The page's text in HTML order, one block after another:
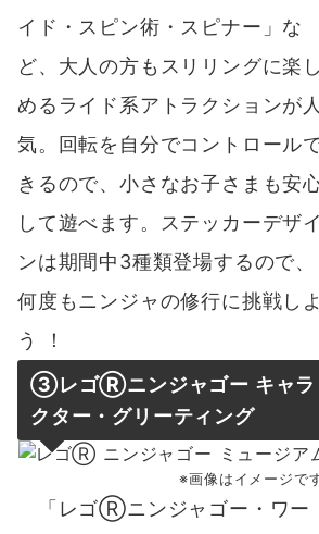
イド・スピン術・スピナー」な
ど、大人の方もスリリングに楽し
めるライド系アトラクションが人
気。回転を自分でコントロール
きるので、小さなお子さまも安
して遊べます。ステッカーデザイ
ンは期間中3種類登場するので、
何度もニンジャの修行に挑戦しよ
う ！
③レゴⓇニンジャゴー キャラ
クター・グリーティング
※画像はイメージで
「レゴⓇニンジャゴー・ワー